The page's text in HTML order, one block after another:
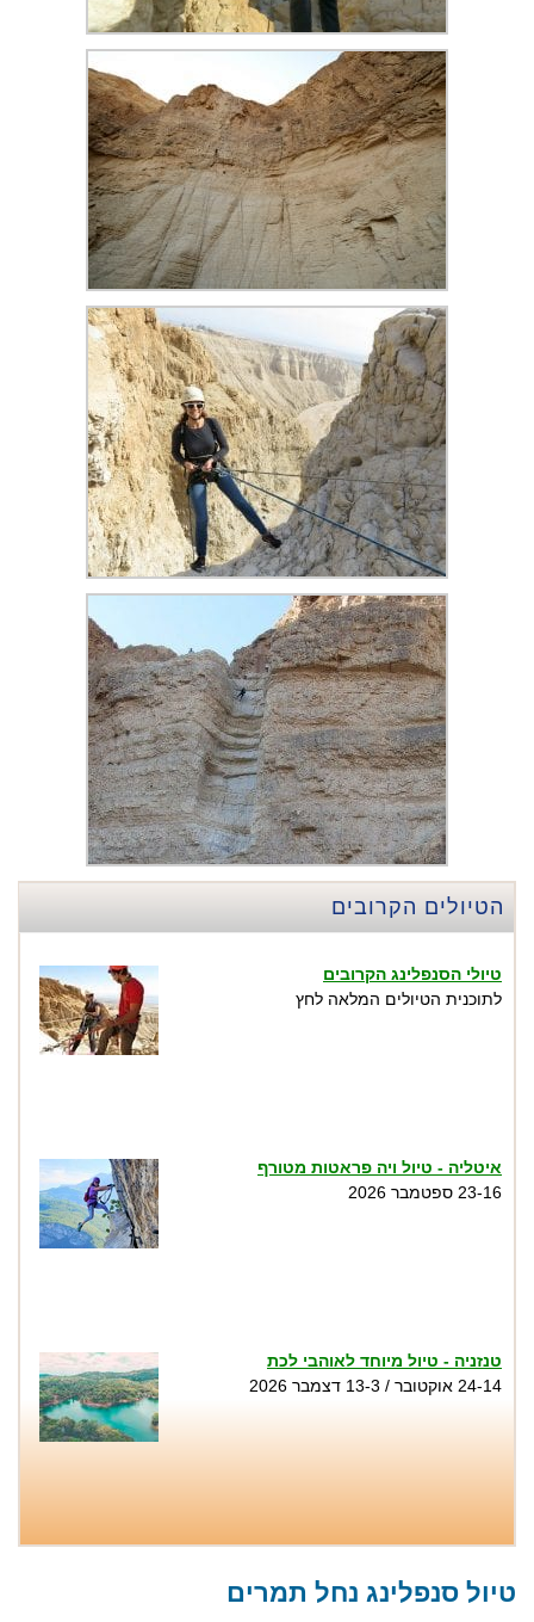
הטיולים הקרובים
טיולי הסנפלינג הקרובים
לתוכנית הטיולים המלאה לחץ
איטליה - טיול ויה פראטות מטורף
23-16 ספטמבר 2026
טנזניה - טיול מיוחד לאוהבי לכת
24-14 אוקטובר / 13-3 דצמבר 2026
14.8, שבת 15.8, חמישי 20.8...
טיול סנפלינג נחל תמרים